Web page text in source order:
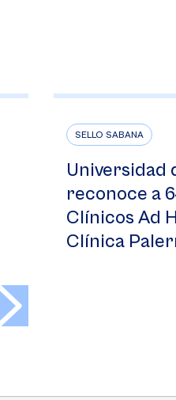
SELLO SABANA
Universidad
reconoce a
Clínicos Ad
Clínica